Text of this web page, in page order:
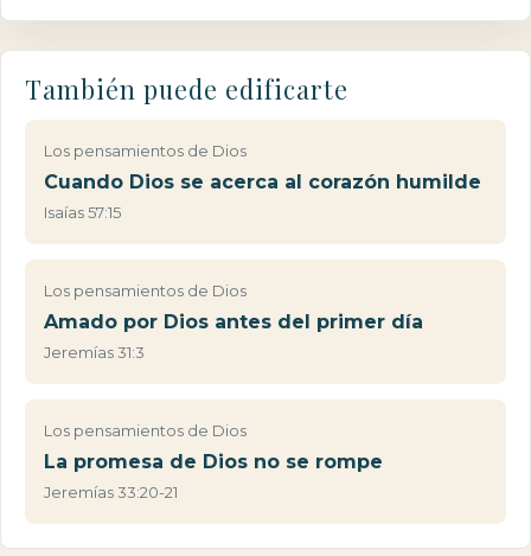
También puede edificarte
Los pensamientos de Dios
Cuando Dios se acerca al corazón humilde
Isaías 57:15
Los pensamientos de Dios
Amado por Dios antes del primer día
Jeremías 31:3
Los pensamientos de Dios
La promesa de Dios no se rompe
Jeremías 33:20-21